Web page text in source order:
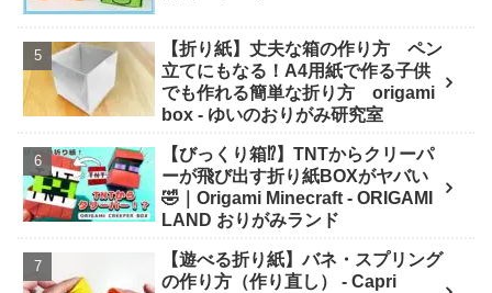
【折り紙】丈夫な箱の作り方 ペン
立てにもなる！A4用紙で作る子供
でも作れる簡単な折り方 origami
box - ゆいのおりがみ研究室
【びっくり箱⁉】TNTからクリーパ
ーが飛び出す折り紙BOXがヤバい
🤣｜Origami Minecraft - ORIGAMI
LAND おりがみランド
【遊べる折り紙】バネ・スプリング
の作り方（作り直し） - Capri